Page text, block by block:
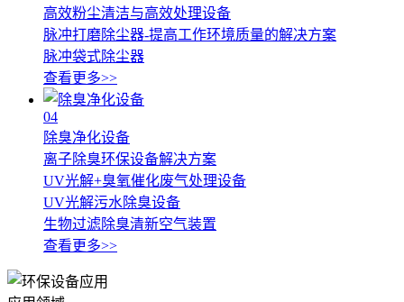
高效粉尘清洁与高效处理设备
脉冲打磨除尘器-提高工作环境质量的解决方案
脉冲袋式除尘器
查看更多>>
04
除臭净化设备
离子除臭环保设备解决方案
UV光解+臭氧催化废气处理设备
UV光解污水除臭设备
生物过滤除臭清新空气装置
查看更多>>